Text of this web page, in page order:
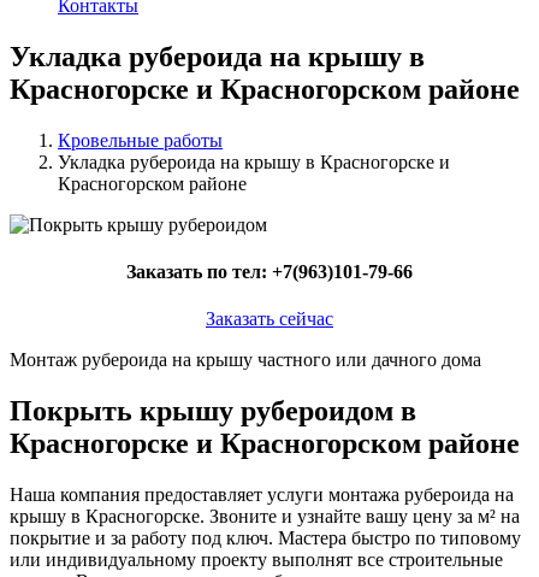
Контакты
Укладка рубероида на крышу в
Красногорске и Красногорском районе
Кровельные работы
Укладка рубероида на крышу в Красногорске и
Красногорском районе
Заказать по тел: +7(963)101-79-66
Заказать сейчас
Монтаж рубероида на крышу частного или дачного дома
Покрыть крышу рубероидом в
Красногорске и Красногорском районе
Наша компания предоставляет услуги монтажа рубероида на
крышу в Красногорске. Звоните и узнайте вашу цену за м² на
покрытие и за работу под ключ. Мастера быстро по типовому
или индивидуальному проекту выполнят все строительные